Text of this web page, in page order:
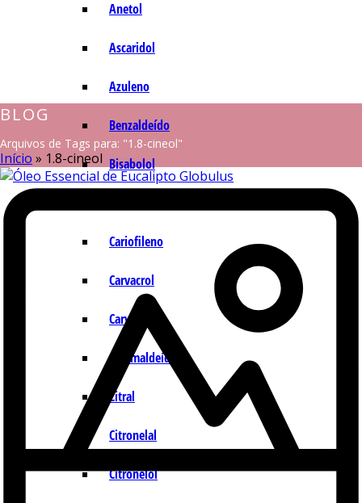
Anetol
Ascaridol
Azuleno
Benzaldeído
Bisabolol
Cariofileno
Carvacrol
Carvona
Cinamaldeído
Citral
Citronelal
Citronelol
BLOG
Arquivos de Tags para: "1.8-cineol"
Início » 1.8-cineol